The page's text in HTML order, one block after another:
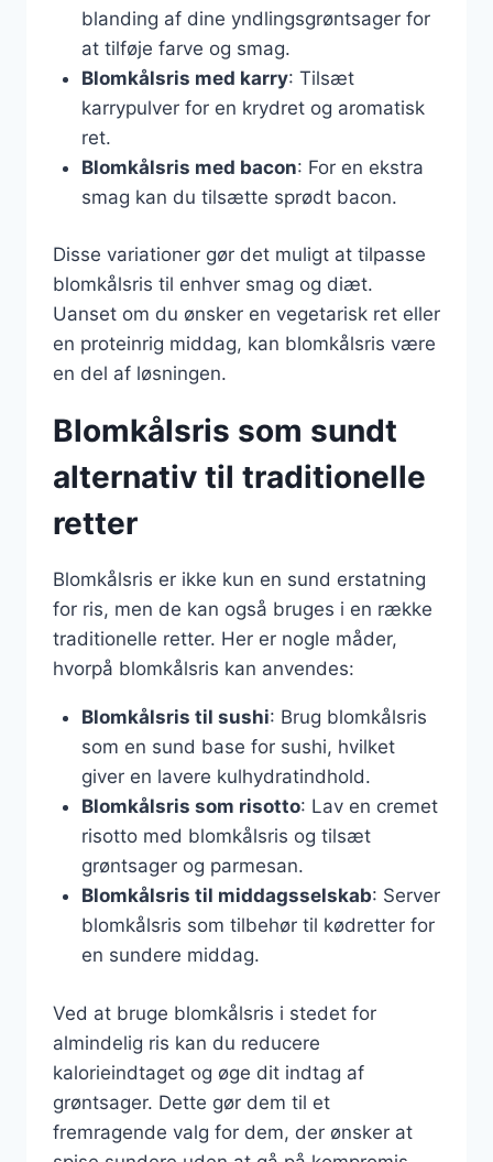
blanding af dine yndlingsgrøntsager for
at tilføje farve og smag.
Blomkålsris med karry: Tilsæt
karrypulver for en krydret og aromatisk
ret.
Blomkålsris med bacon: For en ekstra
smag kan du tilsætte sprødt bacon.
Disse variationer gør det muligt at tilpasse
blomkålsris til enhver smag og diæt.
Uanset om du ønsker en vegetarisk ret eller
en proteinrig middag, kan blomkålsris være
en del af løsningen.
Blomkålsris som sundt
alternativ til traditionelle
retter
Blomkålsris er ikke kun en sund erstatning
for ris, men de kan også bruges i en række
traditionelle retter. Her er nogle måder,
hvorpå blomkålsris kan anvendes:
Blomkålsris til sushi: Brug blomkålsris
som en sund base for sushi, hvilket
giver en lavere kulhydratindhold.
Blomkålsris som risotto: Lav en cremet
risotto med blomkålsris og tilsæt
grøntsager og parmesan.
Blomkålsris til middagsselskab: Server
blomkålsris som tilbehør til kødretter for
en sundere middag.
Ved at bruge blomkålsris i stedet for
almindelig ris kan du reducere
kalorieindtaget og øge dit indtag af
grøntsager. Dette gør dem til et
fremragende valg for dem, der ønsker at